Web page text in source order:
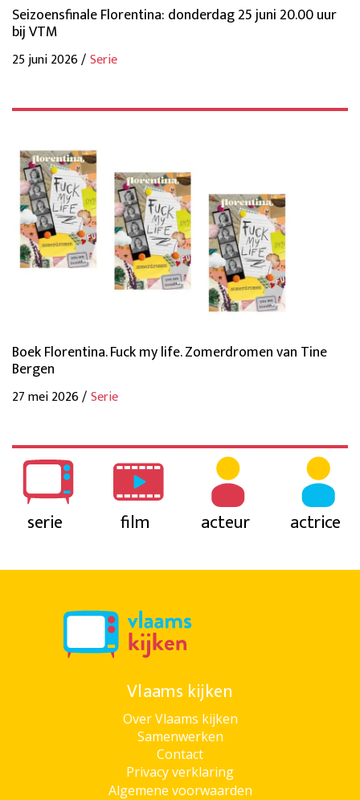
Seizoensfinale Florentina: donderdag 25 juni 20.00 uur
bij VTM
25 juni 2026 /Serie
Boek Florentina. Fuck my life. Zomerdromen van Tine
Bergen
27 mei 2026 /Serie
serie film acteur actrice
Vlaams kijken
Over Vlaams kijken
Samenwerken
Contact
Privacy verklaring
Algemene voorwaarden